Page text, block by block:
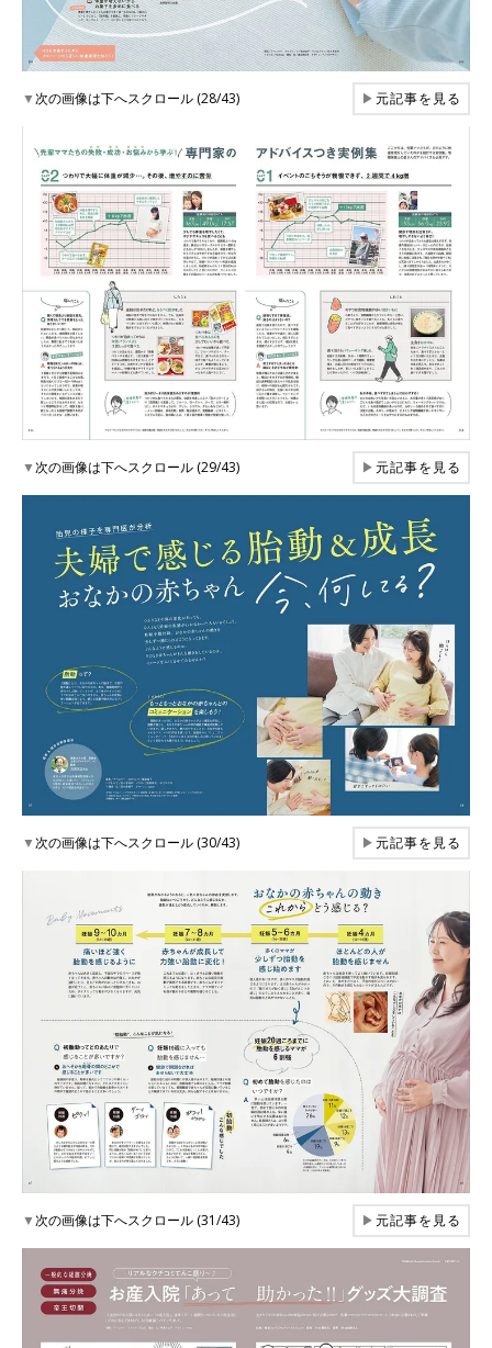
▼次の画像は下へスクロール (28/43) ▶元記事を見る
▼次の画像は下へスクロール (29/43) ▶元記事を見る
▼次の画像は下へスクロール (30/43) ▶元記事を見る
▼次の画像は下へスクロール (31/43) ▶元記事を見る